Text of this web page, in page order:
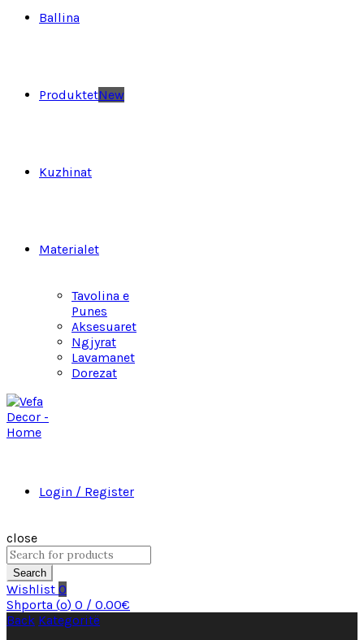
Ballina
ProduktetNew
Kuzhinat
Materialet
Tavolina e
Punes
Aksesuaret
Ngjyrat
Lavamanet
Dorezat
Login / Register
close
Search
Wishlist 0
Shporta (o) 0 / 0.00€
Back Kategoritë